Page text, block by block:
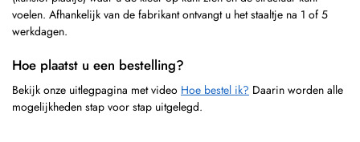
voelen. Afhankelijk van de fabrikant ontvangt u het staaltje na 1 of 5
werkdagen.
Hoe plaatst u een bestelling?
Bekijk onze uitlegpagina met video Hoe bestel ik? Daarin worden alle
mogelijkheden stap voor stap uitgelegd.